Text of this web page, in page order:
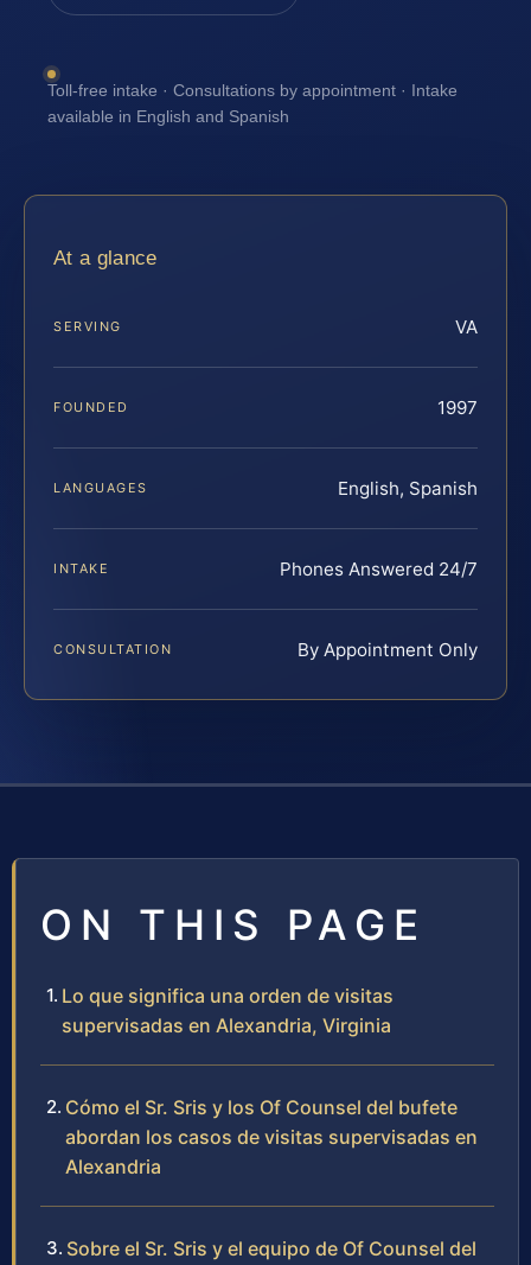
Toll-free intake · Consultations by appointment · Intake
available in English and Spanish
At a glance
SERVING VA
FOUNDED 1997
LANGUAGES English, Spanish
INTAKE Phones Answered 24/7
CONSULTATION By Appointment Only
ON THIS PAGE
Lo que significa una orden de visitas
supervisadas en Alexandria, Virginia
Cómo el Sr. Sris y los Of Counsel del bufete
abordan los casos de visitas supervisadas en
Alexandria
Sobre el Sr. Sris y el equipo de Of Counsel del